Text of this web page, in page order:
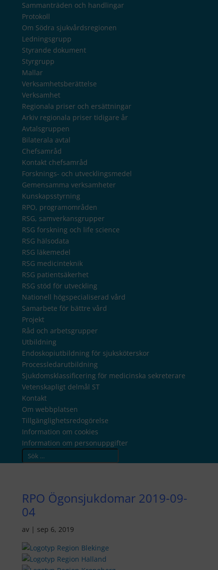
Sammanträden och handlingar
Protokoll
Om Södra sjukvårdsregionen
Ledningsgrupp
Styrande dokument
Styrgrupp
Mallar
Verksamhetsberättelse
Verksamhet
Regionala priser och ersättningar
Arkiv regionala priser tidigare år
Avtalsgruppen
Bilaterala avtal
Chefsamråd
Kontakt chefsamråd
Forsknings- och utvecklingsmedel
Gemensamma verksamheter
Kunskapsstyrning
RPO, programområden
RSG, samverkansgrupper
RSG forskning och life science
RSG hälsodata
RSG läkemedel
RSG medicinteknik
RSG patientsäkerhet
RSG stöd för utveckling
Nationell högspecialiserad vård
Samarbete för bättre vård
Projekt
Råd och arbetsgrupper
Utbildning
Endoskopiutbildning för sjuksköterskor
Processledarutbildning
Sjukdomsklassificering för medicinska sekreterare
Vetenskapligt delmål ST
Kontakt
Om webbplatsen
Tillgänglighetsredogörelse
Information om cookies
Information om personuppgifter
RPO Ögonsjukdomar 2019-09-
04
av | sep 6, 2019